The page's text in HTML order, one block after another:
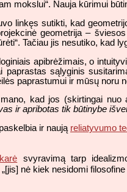
mokslui“. Nauja kūrimui
linkęs sutikti, kad
geometrija –
Tačiau jis nesutiko, kad
apibrėžimais, o
paprastas sąlyginis
paprastumui ir mūsų noru
mano, kad jos (skirtingai nuo
ir apribotas tik būtinybe
ir naują reliatyvumo
svyravimą tarp
nė kiek nesidomi